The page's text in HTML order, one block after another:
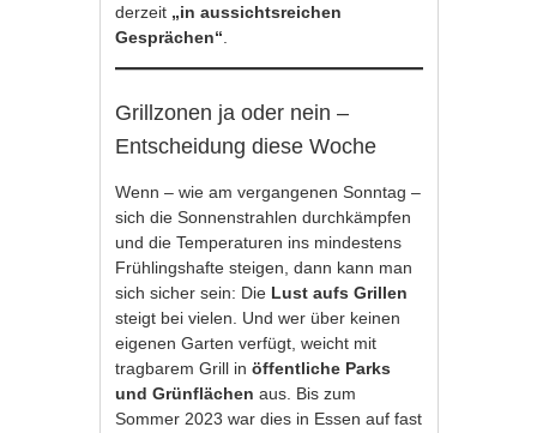
derzeit „in aussichtsreichen
Gesprächen“
Grillzonen ja oder nein –
Entscheidung diese Woche
Wenn – wie am vergangenen Sonntag –
sich die Sonnenstrahlen durchkämpfen
und die Temperaturen ins mindestens
Frühlingshafte steigen, dann kann man
sich sicher sein: Die Lust aufs Grillen
steigt bei vielen. Und wer über keinen
eigenen Garten verfügt, weicht mit
tragbarem Grill inöffentliche Parks
und Grünflächen aus. Bis zum
Sommer 2023 war dies in Essen auf fast